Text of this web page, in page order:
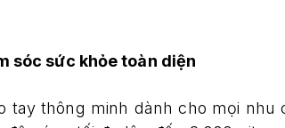
sóc sức khỏe toàn diện
tay thông minh dành cho mọi nhu